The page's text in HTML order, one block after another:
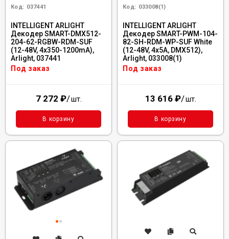
Код: 037441
INTELLIGENT ARLIGHT
Декодер SMART-DMX512-
204-62-RGBW-RDM-SUF
(12-48V, 4x350-1200mA),
Arlight, 037441
Под заказ
7 272 ₽/шт.
В корзину
Код: 033008(1)
INTELLIGENT ARLIGHT
Декодер SMART-PWM-104-
82-SH-RDM-WP-SUF White
(12-48V, 4x5А, DMX512),
Arlight, 033008(1)
Под заказ
13 616 ₽/шт.
В корзину